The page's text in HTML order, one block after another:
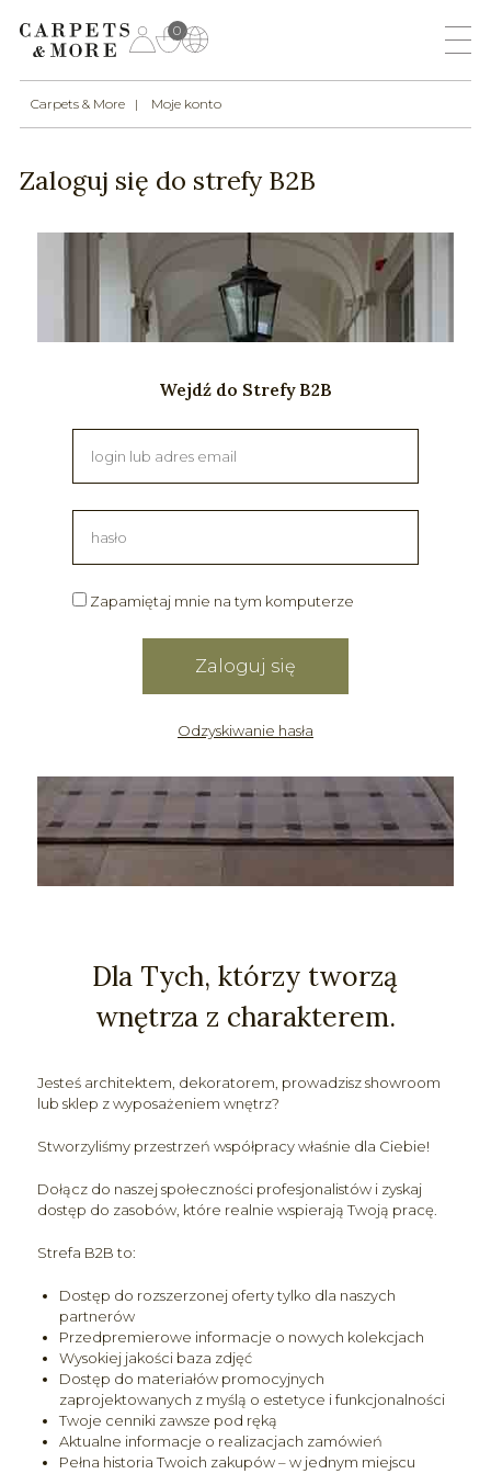
0
Carpets & More Moje konto
Zaloguj się do strefy B2B
Wejdź do Strefy B2B
Zapamiętaj mnie na tym komputerze
Odzyskiwanie hasła
Dla Tych, którzy tworzą
wnętrza z charakterem.
Jesteś architektem, dekoratorem, prowadzisz showroom
lub sklep z wyposażeniem wnętrz?
Stworzyliśmy przestrzeń współpracy właśnie dla Ciebie!
Dołącz do naszej społeczności profesjonalistów i zyskaj
dostęp do zasobów, które realnie wspierają Twoją pracę.
Strefa B2B to:
Dostęp do rozszerzonej oferty tylko dla naszych
partnerów
Przedpremierowe informacje o nowych kolekcjach
Wysokiej jakości baza zdjęć
Dostęp do materiałów promocyjnych
zaprojektowanych z myślą o estetyce i funkcjonalności
Twoje cenniki zawsze pod ręką
Aktualne informacje o realizacjach zamówień
Pełna historia Twoich zakupów – w jednym miejscu